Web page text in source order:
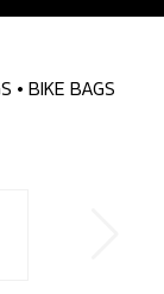
• BIKE BAGS